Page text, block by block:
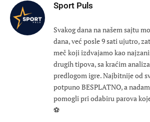
Sport Puls
Svakog dana na našem sajtu
dana, već posle 9 sati ujutro,
meč koji izdvajamo kao
drugih tipova, sa kraćim
predlogom igre. Najbitnije od
potpuno BESPLATNO, a
pomogli pri odabiru parova
⚽